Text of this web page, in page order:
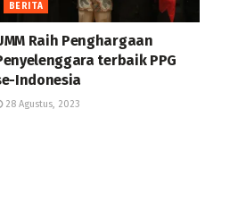
BERITA
Raih Penghargaan
terbaik PPG
Indonesia
28 Agustus, 2023